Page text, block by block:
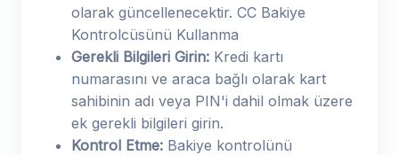
olarak güncellenecektir. CC Bakiye
Kontrolcüsünü Kullanma
Gerekli Bilgileri Girin: Kredi kartı
numarasını ve araca bağlı olarak kart
sahibinin adı veya PIN'i dahil olmak üzere
ek gerekli bilgileri girin.
Kontrol Etme: Bakiye kontrolünü